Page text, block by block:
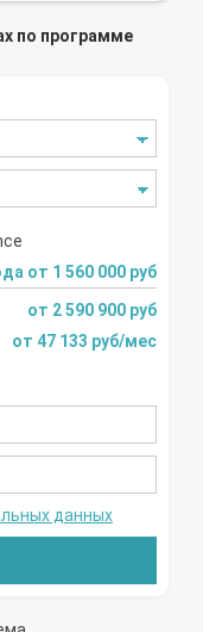
по программе
от 1 560 000 руб
от 2 590 900 руб
от 47 133 руб/мес
данных